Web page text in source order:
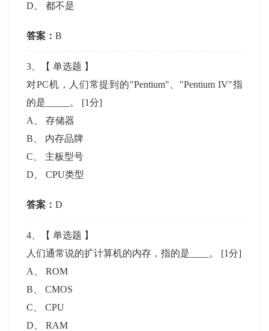
D 、都不是
答案：B
3 、【单选题 】
对PC机，人们常提到的"Pentium"、"Pentium IV"指
的是_____。 [1分]
A
、存储器
B
内存品牌
C
主板型号
D 、CPU类型
答案：D
4 、【单选题 】
人们通常说的扩计算机的内存，指的是____。 [1分]
A
、ROM
B 、CMOS
C 、CPU
D 、RAM